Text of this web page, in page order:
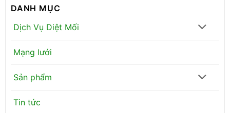
DANH MỤC
Dịch Vụ Diệt Mối
Mạng lưới
Sản phẩm
Tin tức